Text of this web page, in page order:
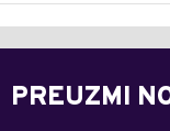
PREUZMI